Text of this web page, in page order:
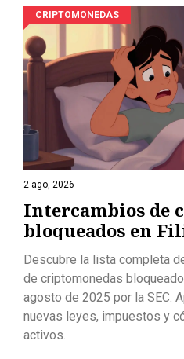
CRIPTOMONEDAS
2 ago, 2026
Intercambios de
bloqueados en
completa y qué
Descubre la lista completa
de criptomonedas
agosto de 2025 por la SEC.
nuevas leyes, impuestos y
activos.